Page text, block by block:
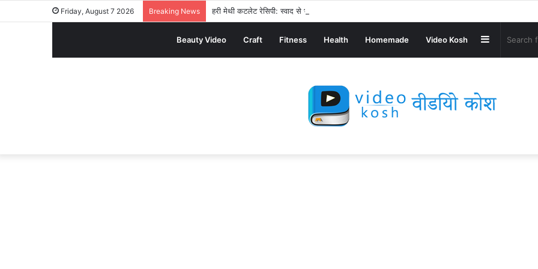
Friday, August 7 2026 Breaking News हरी मेथी कटलेट रेसिपी: स्वाद से भरपूर और स्वस्थ नाश्ता बनाएं!
Beauty Video Craft Fitness Health Homemade Video Kosh Sidebar